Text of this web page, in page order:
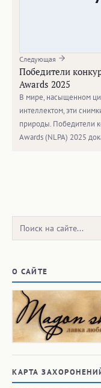
Следующая
Победители
Awards 2025
В мире, насыщенном
интеллектом, эти
природы. Победители
Awards (NLPA) 2025
Поиск:
О САЙТЕ
КАРТА